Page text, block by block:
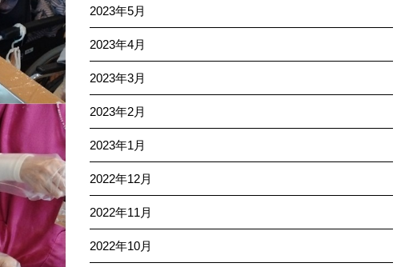
2023年5月
2023年4月
2023年3月
2023年2月
2023年1月
2022年12月
2022年11月
2022年10月